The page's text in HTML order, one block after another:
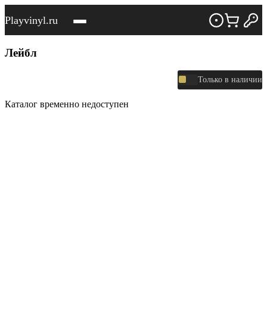
Playvinyl.ru
Лейбл
Только в наличии
Каталог временно недоступен